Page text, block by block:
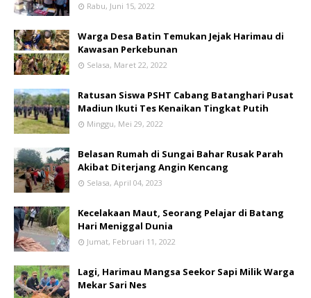
Rabu, Juni 15, 2022
Warga Desa Batin Temukan Jejak Harimau di
Kawasan Perkebunan
Selasa, Maret 22, 2022
Ratusan Siswa PSHT Cabang Batanghari Pusat
Madiun Ikuti Tes Kenaikan Tingkat Putih
Minggu, Mei 29, 2022
Belasan Rumah di Sungai Bahar Rusak Parah
Akibat Diterjang Angin Kencang
Selasa, April 04, 2023
Kecelakaan Maut, Seorang Pelajar di Batang
Hari Meniggal Dunia
Jumat, Februari 11, 2022
Lagi, Harimau Mangsa Seekor Sapi Milik Warga
Mekar Sari Nes